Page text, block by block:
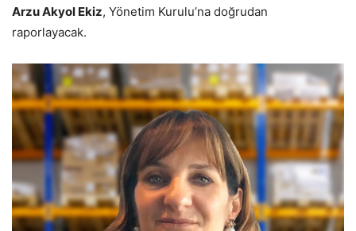
Arzu Akyol Ekiz, Yönetim Kurulu’na doğrudan
raporlayacak.